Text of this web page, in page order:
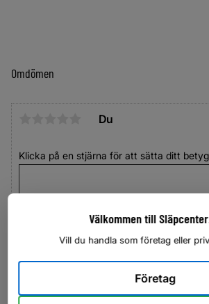
Omdömen
Du
Klicka på en stjärna för att sätta ditt betyg
Välkommen till
Vill du handla som företag eller
Företag